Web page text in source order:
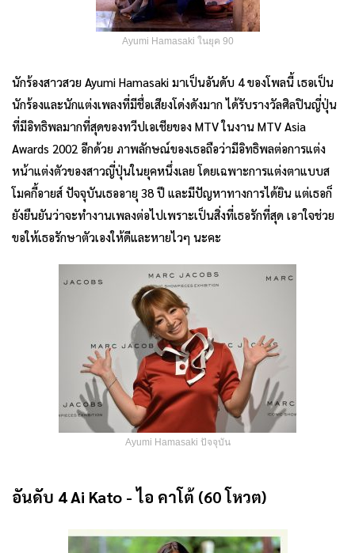
Ayumi Hamasaki ในยุค 90
นักร้องสาวสวย Ayumi Hamasaki มาเป็นอันดับ 4 ของโพลนี้ เธอเป็น
นักร้องและนักแต่งเพลงที่มีชื่อเสียงโด่งดังมาก ได้รับรางวัลศิลปินญี่ปุ่น
ที่มีอิทธิพลมากที่สุดของทวีปเอเชียของ MTV ในงาน MTV Asia
Awards 2002 อีกด้วย ภาพลักษณ์ของเธอถือว่ามีอิทธิพลต่อการแต่ง
หน้าแต่งตัวของสาวญี่ปุ่นในยุคหนึ่งเลย โดยเฉพาะการแต่งตาแบบส
โมคกี้อายส์ ปัจจุบันเธออายุ 38 ปี และมีปัญหาทางการได้ยิน แต่เธอก็
ยังยืนยันว่าจะทำงานเพลงต่อไปเพราะเป็นสิ่งที่เธอรักที่สุด เอาใจช่วย
ขอให้เธอรักษาตัวเองให้ดีและหายไวๆ นะคะ
Ayumi Hamasaki ปัจจุบัน
อันดับ 4 Ai Kato - ไอ คาโต้ (60 โหวต)